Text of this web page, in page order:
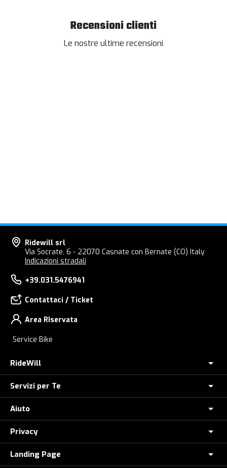
Recensioni clienti
Le nostre ultime recensioni
Ridewill srl
Via Socrate, 6 - 22070 Casnate con Bernate (CO) Italy
Indicazioni stradali
+39.031.5476941
Contattaci / Ticket
Area RIservata
Service Bike
RideWill
Chi Siamo
Dove siamo
Ridewill Factory Club
I Nostri Marchi
Servizi per Te
Assicurazione furto E-Bike
Controlla il tuo Ordine
Polizza Assistenza Stradale
Aiuto
Come Ordinare
Metodi di Pagamento
Privacy
Informative privacy
Landing Page